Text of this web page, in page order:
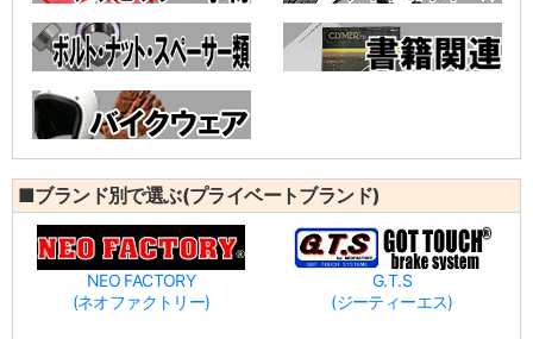
■ブランド別で選ぶ(プライベートブランド)
NEO FACTORY
(ネオファクトリー)
G.T.S
(ジーティーエス)